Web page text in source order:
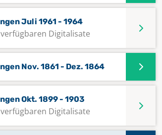
Juli 1961 - 1964
Digitalisate
Nov. 1861 - Dez. 1864
Okt. 1899 - 1903
Digitalisate